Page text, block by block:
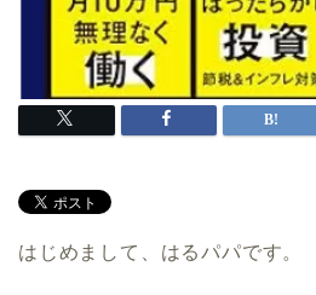
はじめまして、はるパパです。